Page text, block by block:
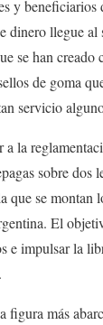
y beneficiarios
dinero llegue al
se han creado
de goma
servicio
la
sobre dos
que se montan
El
e impulsar la
figura más